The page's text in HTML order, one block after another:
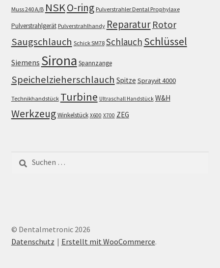
Muss 240 A/B NSKO-ring Pulverstrahler Dental Prophylaxe
Pulverstrahlgerät Pulverstrahlhandy Reparatur Rotor
Saugschlauch Schick SM78 Schlauch Schlüssel
Siemens Sirona Spannzange
Speichelzieherschlauch Spitze Sprayvit 4000
Technikhandstück Turbine Ultraschall Handstück W&H
WerkzeugWinkelstück X600 X700 ZEG
nach:
© Dentalmetronic 2026
Datenschutz
Erstellt mit WooCommerce.